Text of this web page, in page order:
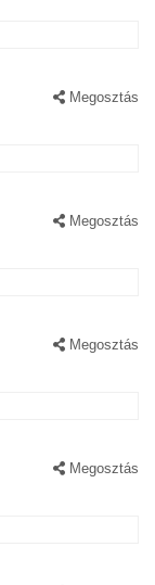
Megosztás
Megosztás
Megosztás
Megosztás